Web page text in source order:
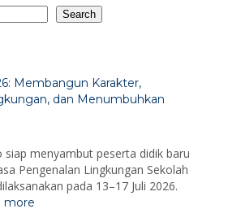
Search
Membangun Karakter,
dan Menumbuhkan
siap menyambut peserta didik baru
Pengenalan Lingkungan Sekolah
pada 13–17 Juli 2026.
more